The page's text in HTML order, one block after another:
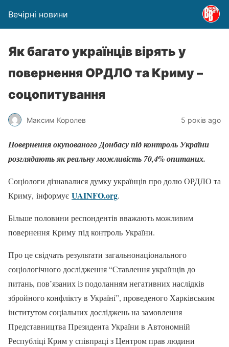
Вечірні новини
Як багато українців вірять у
повернення ОРДЛО та Криму –
соцопитування
Максим Королев 5 років ago
Повернення окупованого Донбасу під контроль України
розглядають як реальну можливість 70,4% опитаних.
Соціологи дізнавалися думку українців про долю ОРДЛО та
Криму, інформує UAINFO.org.
Більше половини респондентів вважають можливим
повернення Криму під контроль України.
Про це свідчать результати загальнонаціонального
соціологічного дослідження “Ставлення українців до
питань, пов’язаних із подоланням негативних наслідків
збройного конфлікту в Україні”, проведеного Харківським
інститутом соціальних досліджень на замовлення
Представництва Президента України в Автономній
Республіці Крим у співпраці з Центром прав людини